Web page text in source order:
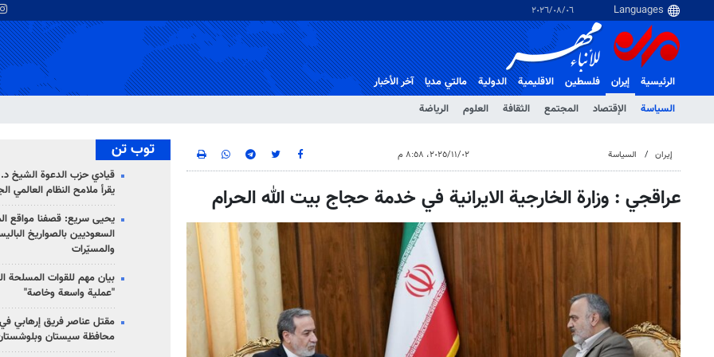
٠٦‏/٠٨‏/٢٠٢٦
الرئيسية
إيران
السياسة
الإقتصاد المجتمع الثقافة العلوم الرياضة
فلسطین الاقلیمیة الدولية مالتي مدیا آخر الأخبار
إيران السياسة ٠٢‏/١١‏/٢٠٢٥، ٨:٥٨ م
عراقجي : وزارة الخارجية الايرانية في خدمة حجاج بيت الله الحرام
توب تن
قيادي حزب الدعوة الشيخ
يقرأ ملامح النظام العالمي
يحيى سريع: قصفنا مواقع
السعوديين بالصواريخ
والمسيّرات
بيان مهم للقوات المسلحة
"عملية واسعة وخاصة"
مقتل عناصر فريق إرهابي
محافظة سيستان